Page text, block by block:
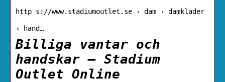
http s://www.stadiumoutlet.se › dam › damklader
› hand…
Billiga vantar och
handskar – Stadium
Outlet Online